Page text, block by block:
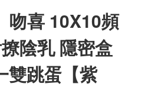
吻喜 10X10頻
陰乳 隱密盒
雙跳蛋【紫